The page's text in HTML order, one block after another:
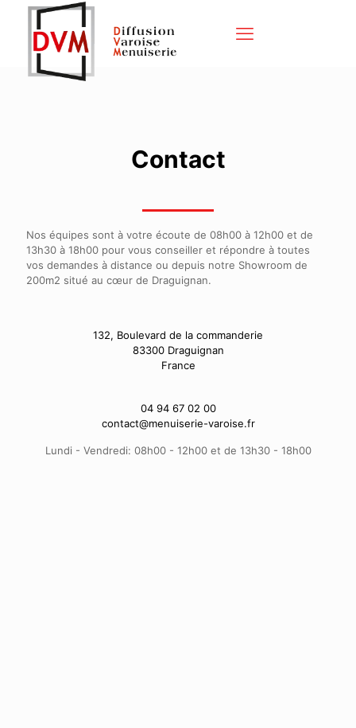
Contact
Nos équipes sont à votre écoute de 08h00 à 12h00 et de
13h30 à 18h00 pour vous conseiller et répondre à toutes
vos demandes à distance ou depuis notre Showroom de
200m2 situé au cœur de Draguignan.
132, Boulevard de la commanderie
83300 Draguignan
France
04 94 67 02 00
contact@menuiserie-varoise.fr
Lundi - Vendredi: 08h00 - 12h00 et de 13h30 - 18h00